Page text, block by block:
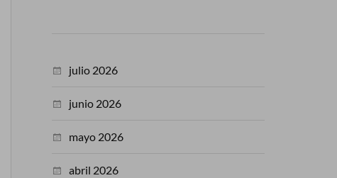
julio 2026
junio 2026
mayo 2026
abril 2026